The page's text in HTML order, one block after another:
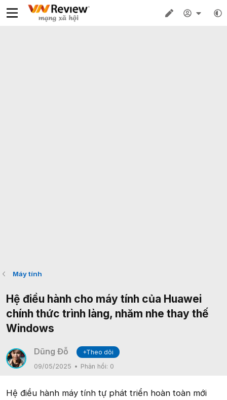
Máy tính
Hệ điều hành cho máy tính của Huawei
chính thức trình làng, nhăm nhe thay thế
Windows
Dũng Đỗ
+Theo dõi
09/05/2025
Phản hồi: 0
Hệ điều hành máy tính tự phát triển hoàn toàn mới